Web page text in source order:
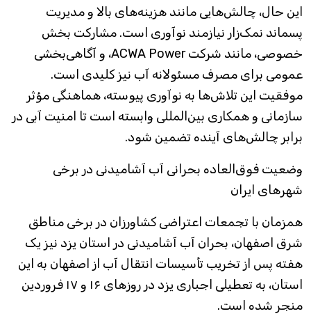
این حال، چالش‌هایی مانند هزینه‌های بالا و مدیریت
پسماند نمک‌زار نیازمند نوآوری است. مشارکت بخش
خصوصی، مانند شرکت ACWA Power، و آگاهی‌بخشی
عمومی برای مصرف مسئولانه آب نیز کلیدی است.
موفقیت این تلاش‌ها به نوآوری پیوسته، هماهنگی مؤثر
سازمانی و همکاری بین‌المللی وابسته است تا امنیت آبی در
برابر چالش‌های آینده تضمین شود.
وضعیت فوق‌العاده بحرانی آب آشامیدنی در برخی
شهرهای ایران
همزمان با تجمعات اعتراضی کشاورزان در برخی مناطق
شرق اصفهان، بحران آب آشامیدنی در استان یزد نیز یک
هفته پس از تخریب تأسیسات انتقال آب از اصفهان به این
استان، به تعطیلی اجباری یزد در روزهای ۱۶ و ۱۷ فروردین
منجر شده است.